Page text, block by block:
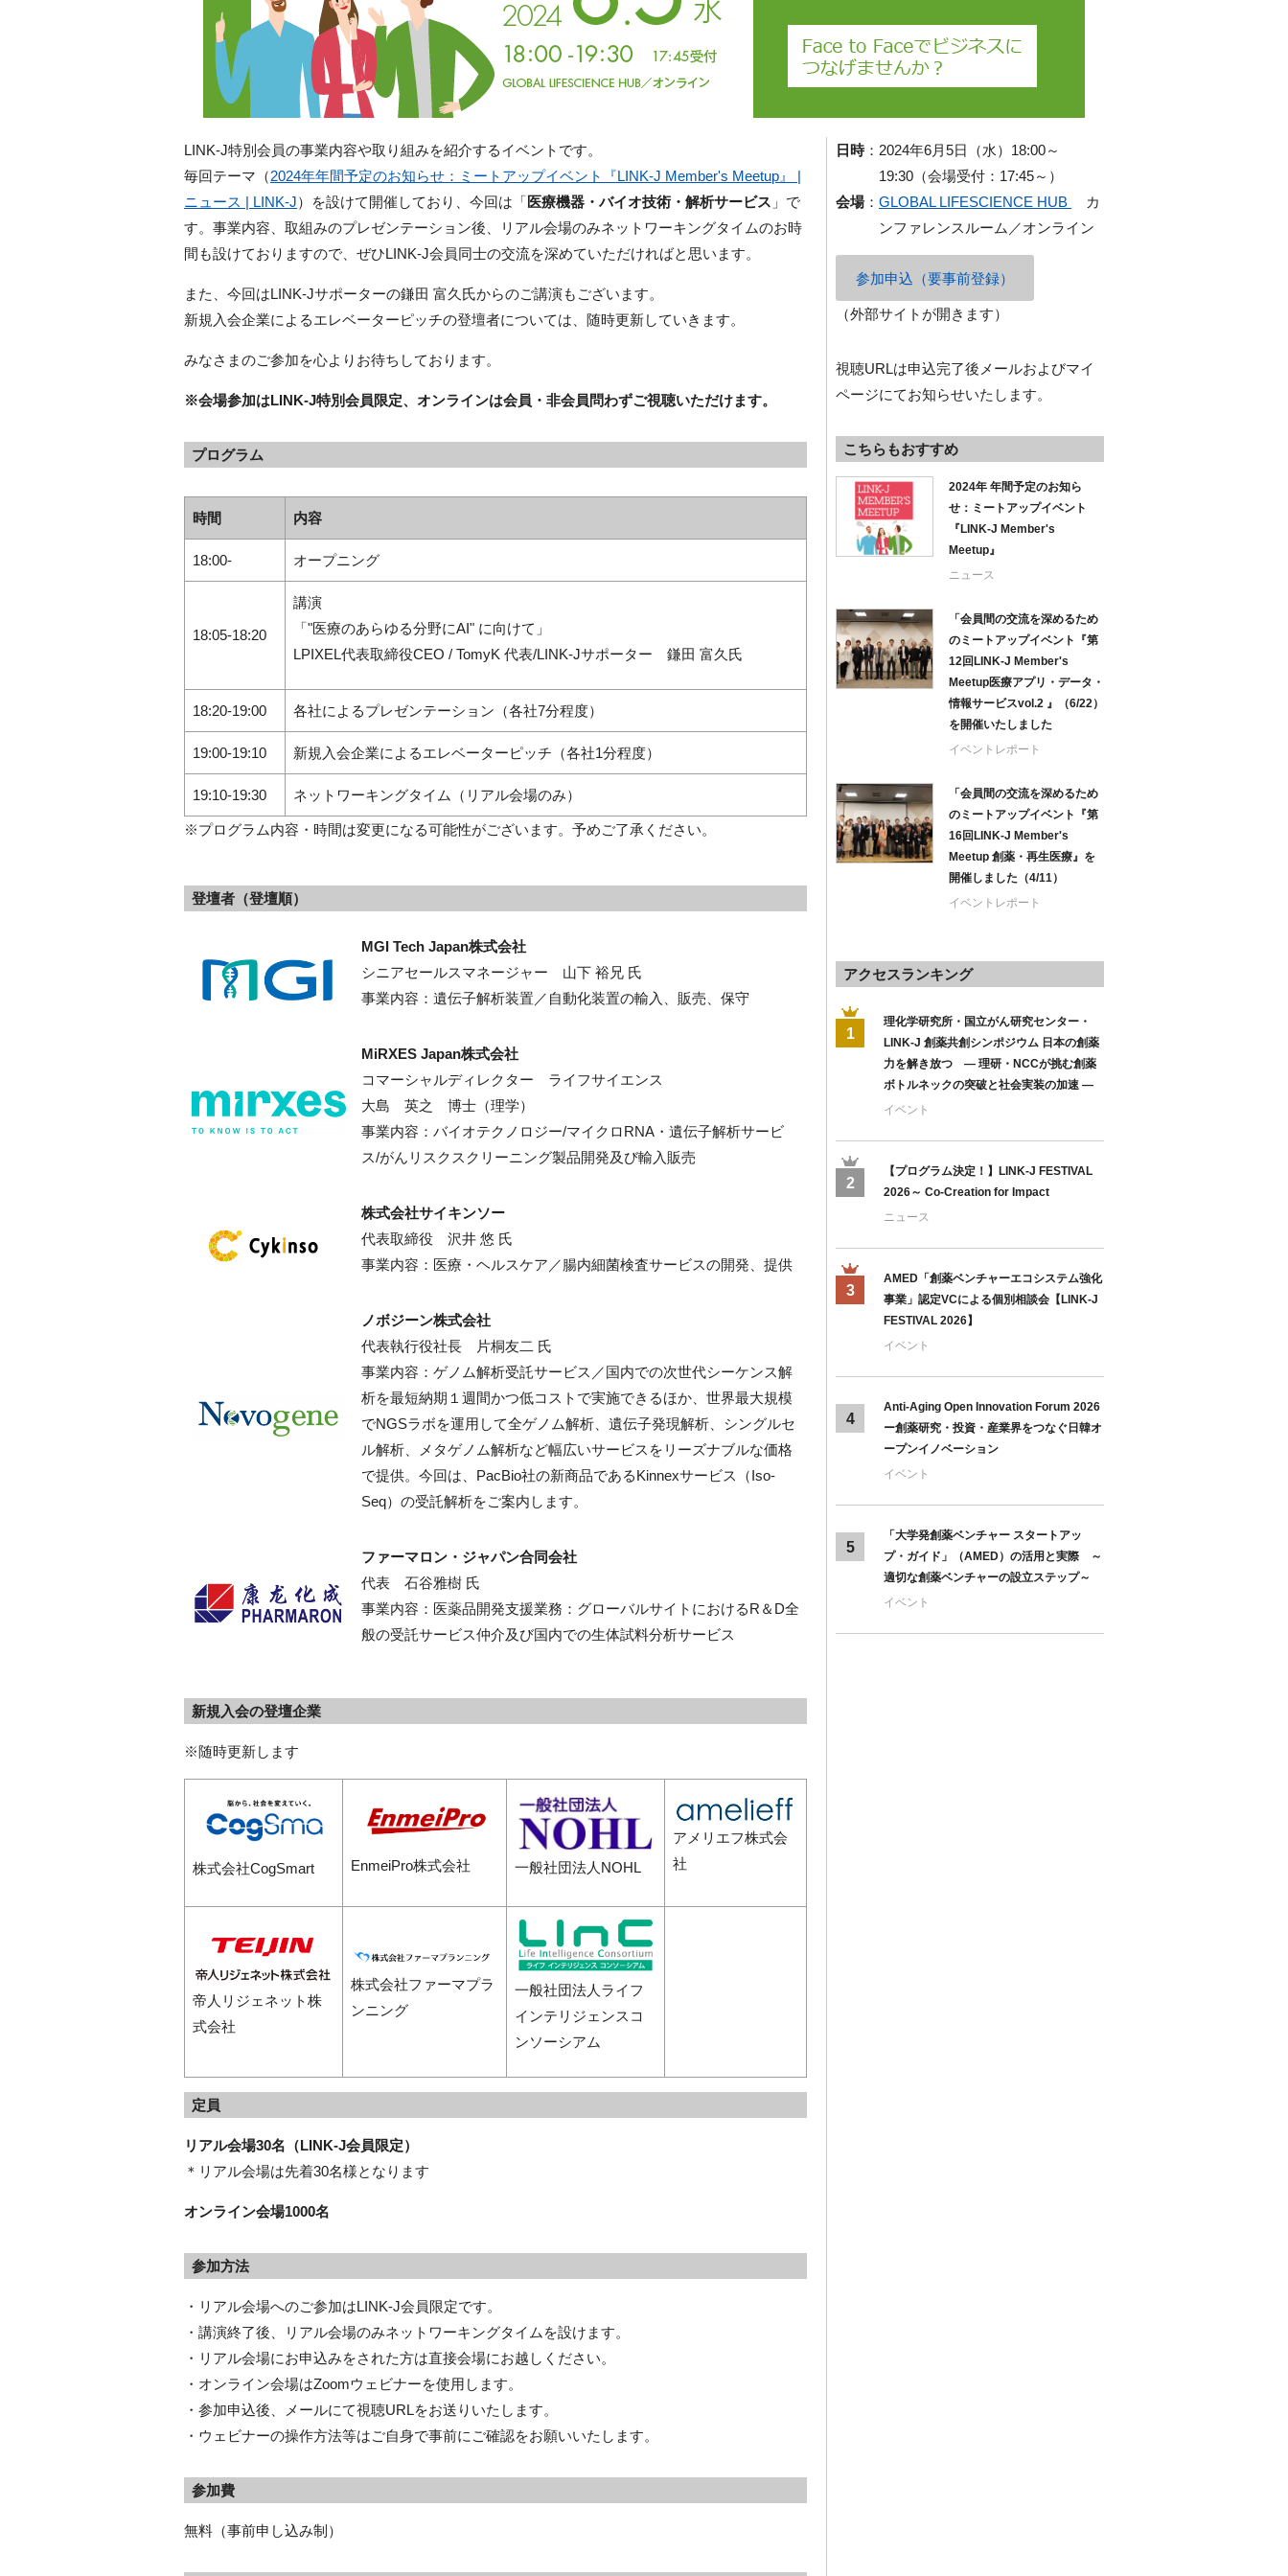
LINK-J特別会員の事業内容や取り組みを紹介するイベントです。
毎回テーマ（2024年年間予定のお知らせ：ミートアップイベント『LINK-J Member's Meetup』 |
ニュース | LINK-J）を設けて開催しており、今回は「医療機器・バイオ技術・解析サービス 」で
す。事業内容、取組みのプレゼンテーション後、リアル会場のみネットワーキングタイムのお時
間も設けておりますので、ぜひLINK-J会員同士の交流を深めていただければと思います。
また、今回はLINK-Jサポーターの鎌田 富久氏からのご講演もございます。
新規入会企業によるエレベーターピッチの登壇者については、随時更新していきます。
みなさまのご参加を心よりお待ちしております。
※会場参加はLINK-J特別会員限定、オンラインは会員・非会員問わずご視聴いただけます。
プログラム
時間 内容
18:00- オープニング
18:05-18:20
講演
「"医療のあらゆる分野にAI" に向けて」
LPIXEL代表取締役CEO / TomyK 代表/LINK-Jサポーター 鎌田 富久氏
18:20-19:00 各社によるプレゼンテーション（各社7分程度）
19:00-19:10 新規入会企業によるエレベーターピッチ（各社1分程度）
19:10-19:30 ネットワーキングタイム（リアル会場のみ）
※プログラム内容・時間は変更になる可能性がございます。予めご了承ください。
登壇者（登壇順）
MGI Tech Japan株式会社
シニアセールスマネージャー 山下 裕兄 氏
事業内容：遺伝子解析装置／自動化装置の輸入、販売、保守
MiRXES Japan株式会社
コマーシャルディレクター ライフサイエンス
大島 英之 博士（理学）
事業内容：バイオテクノロジー/マイクロRNA ・遺伝子解析サービ
ス/がんリスクスクリーニング製品開発及び輸入販売
株式会社サイキンソー
代表取締役 沢井 悠 氏
事業内容： 医療・ヘルスケア／腸内細菌検査サービスの開発、提供
ノボジーン株式会社
代表執行役社長 片桐友二 氏
事業内容： ゲノム解析受託サービス／国内での次世代シーケンス解
析を最短納期１週間かつ低コストで実施できるほか、世界最大規模
でNGSラボを運用して全ゲノム解析、遺伝子発現解析、シングルセ
ル解析、メタゲノム解析など幅広いサービスをリーズナブルな価格
で提供。今回は、 PacBio社の新商品であるKinnexサービス（Iso-
Seq）の受託解析をご案内します。
ファーマロン・ジャパン合同会社
代表 石谷雅樹 氏
事業内容：医薬品開発支援業務：グローバルサイトにおけるR ＆ D全
般の受託サービス仲介及び国内での生体試料分析サービス
新規入会の登壇企業
※随時更新します
株式会社CogSmart EnmeiPro株式会社 一般社団法人NOHL
アメリエフ株式会
社
帝人リジェネット株
式会社
株式会社ファーマプラ
ンニング
一般社団法人ライフ
インテリジェンスコ
ンソーシアム
定員
リアル会場30名（LINK-J会員限定）
＊リアル会場は先着30名様となります
オンライン会場1000名
参加方法
・リアル会場へのご参加はLINK-J会員限定です。
・講演終了後、リアル会場のみネットワーキングタイムを設けます。
・リアル会場にお申込みをされた方は直接会場にお越しください。
・オンライン会場はZoomウェビナーを使用します。
・参加申込後、メールにて視聴URLをお送りいたします。
・ウェビナーの操作方法等はご自身で事前にご確認をお願いいたします。
参加費
無料（事前申し込み制）
日時： 2024年6月5日（水）18:00～
19:30（会場受付：17:45～）
会場： GLOBAL LIFESCIENCE HUB
カ
ンファレンスルーム／オンライン
参加申込（要事前登録）
（外部サイトが開きます）
視聴URLは申込完了後メールおよびマイ
ページにてお知らせいたします。
こちらもおすすめ
2024年 年間予定のお知ら
せ：ミートアップイベント
『LINK-J Member's
Meetup』
ニュース
「会員間の交流を深めるため
のミートアップイベント『第
12回LINK-J Member's
Meetup医療アプリ・データ・
情報サービスvol.2 』（6/22）
を開催いたしました
イベントレポート
「会員間の交流を深めるため
のミートアップイベント『第
16回LINK-J Member's
Meetup 創薬・再生医療』を
開催しました（4/11）
イベントレポート
アクセスランキング
1
理化学研究所・国立がん研究センター・
LINK-J 創薬共創シンポジウム 日本の創薬
力を解き放つ ― 理研・NCCが挑む創薬
ボトルネックの突破と社会実装の加速 ―
イベント
2
【プログラム決定！】LINK-J FESTIVAL
2026～ Co-Creation for Impact
ニュース
3
AMED「創薬ベンチャーエコシステム強化
事業」認定VCによる個別相談会【LINK-J
FESTIVAL 2026】
イベント
4
Anti-Aging Open Innovation Forum 2026
ー創薬研究・投資・産業界をつなぐ日韓オ
ープンイノベーション
イベント
5
「大学発創薬ベンチャー スタートアッ
プ・ガイド」（AMED）の活用と実際 ～
適切な創薬ベンチャーの設立ステップ～
イベント